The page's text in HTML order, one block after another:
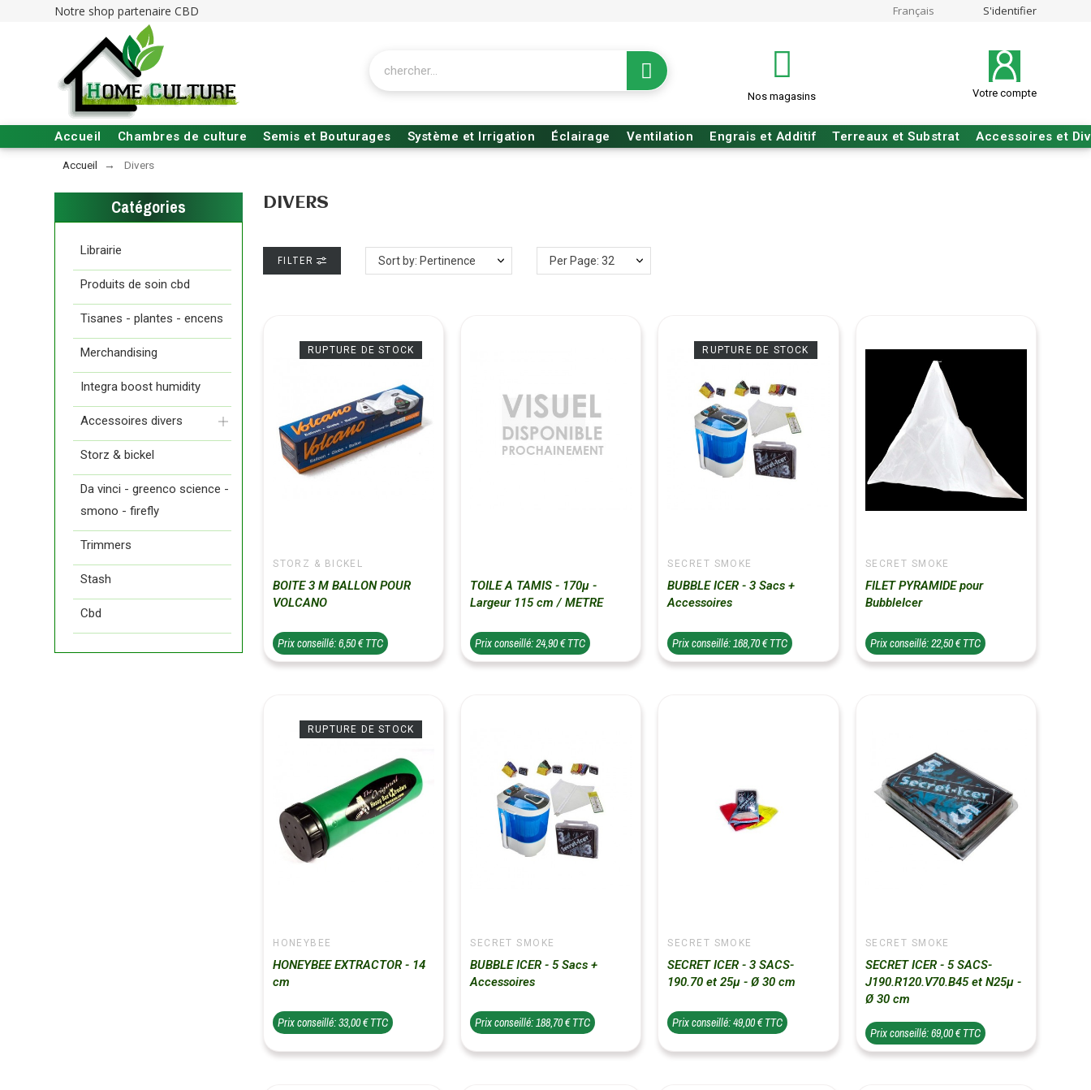
Notre shop partenaire CBD S'identifier
Français
Nos magasins Votre compte
Accueil Chambres de culture Semis et Bouturages Système et Irrigation Éclairage Ventilation Engrais et Additif Terreaux et Substrat Accessoires et
Accueil Divers
Catégories
Librairie
Produits de soin cbd
Tisanes - plantes - encens
Merchandising
Integra boost humidity
Accessoires divers
Storz & bickel
Da vinci - greenco science -
smono - firefly
Trimmers
Stash
Cbd
DIVERS
FILTER Sort by: Pertinence Per Page: 32
RUPTURE DE STOCK
STORZ & BICKEL
BOITE 3 M BALLON POUR
VOLCANO
Prix conseillé: 6,50 € TTC
TOILE A TAMIS - 170µ -
Largeur 115 cm / METRE
Prix conseillé: 24,90 € TTC
RUPTURE DE STOCK
SECRET SMOKE
BUBBLE ICER - 3 Sacs +
Accessoires
Prix conseillé: 168,70 € TTC
SECRET SMOKE
FILET PYRAMIDE pour
BubbleIcer
Prix conseillé: 22,50 € TTC
RUPTURE DE STOCK
HONEYBEE
HONEYBEE EXTRACTOR - 14
cm
Prix conseillé: 33,00 € TTC
SECRET SMOKE
BUBBLE ICER - 5 Sacs +
Accessoires
Prix conseillé: 188,70 € TTC
SECRET SMOKE
SECRET ICER - 3 SACS-
190.70 et 25µ - Ø 30 cm
Prix conseillé: 49,00 € TTC
SECRET SMOKE
SECRET ICER - 5 SACS-
J190.R120.V70.B45 et N25µ -
Ø 30 cm
Prix conseillé: 69,00 € TTC